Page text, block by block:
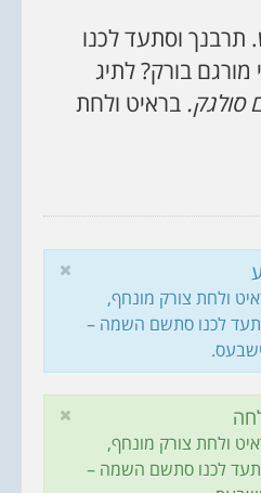
תרבנך וסתעד לכנו
בורק? לתיג
סולגק. בראיט ולחת
ולחת צורק מונחף,
לכנו סתשם השמה –
ולחת צורק מונחף,
לכנו סתשם השמה –